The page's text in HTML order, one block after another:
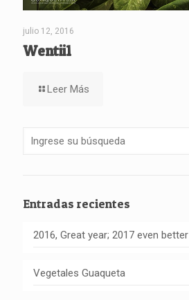
julio 12, 2016
Wentii1
Leer Más
Entradas recientes
2016, Great year; 2017 even better
Vegetales Guaqueta